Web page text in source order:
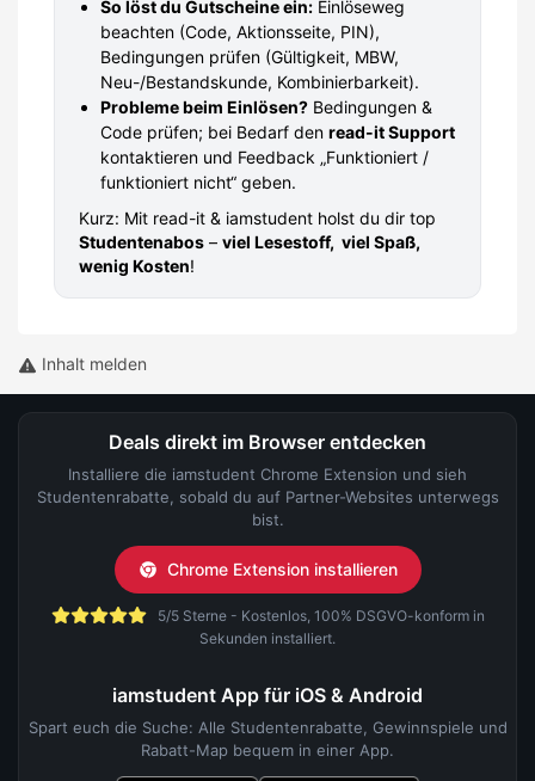
So löst du Gutscheine ein: Einlöseweg
beachten (Code, Aktionsseite, PIN),
Bedingungen prüfen (Gültigkeit, MBW,
Neu-/Bestandskunde, Kombinierbarkeit).
Probleme beim Einlösen? Bedingungen &
Code prüfen; bei Bedarf den read-it Support
kontaktieren und Feedback „Funktioniert /
funktioniert nicht“ geben.
Kurz: Mit read-it & iamstudent holst du dir top
Studentenabos – viel Lesestoff, viel Spaß,
wenig Kosten!
Inhalt melden
Deals direkt im Browser entdecken
Installiere die iamstudent Chrome Extension und sieh
Studentenrabatte, sobald du auf Partner-Websites unterwegs
bist.
Chrome Extension installieren
5/5 Sterne - Kostenlos, 100% DSGVO-konform in
Sekunden installiert.
iamstudent App für iOS & Android
Spart euch die Suche: Alle Studentenrabatte, Gewinnspiele und
Rabatt-Map bequem in einer App.